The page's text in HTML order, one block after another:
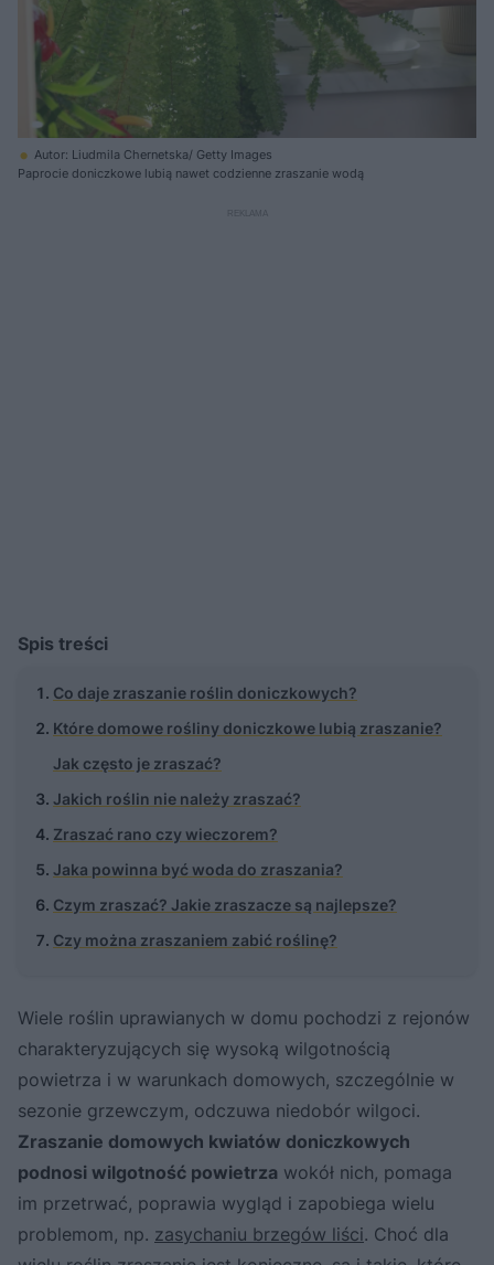
Autor: Liudmila Chernetska/ Getty Images
Paprocie doniczkowe lubią nawet codzienne zraszanie wodą
Spis treści
Co daje zraszanie roślin doniczkowych?
Które domowe rośliny doniczkowe lubią zraszanie?
Jak często je zraszać?
Jakich roślin nie należy zraszać?
Zraszać rano czy wieczorem?
Jaka powinna być woda do zraszania?
Czym zraszać? Jakie zraszacze są najlepsze?
Czy można zraszaniem zabić roślinę?
Wiele roślin uprawianych w domu pochodzi z rejonów
charakteryzujących się wysoką wilgotnością
powietrza i w warunkach domowych, szczególnie w
sezonie grzewczym, odczuwa niedobór wilgoci.
Zraszanie domowych kwiatów doniczkowych
podnosi wilgotność powietrza wokół nich, pomaga
im przetrwać, poprawia wygląd i zapobiega wielu
problemom, np. zasychaniu brzegów liści. Choć dla